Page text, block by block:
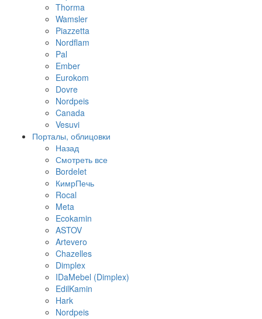
Thorma
Wamsler
Piazzetta
Nordflam
Pal
Ember
Eurokom
Dovre
Nordpeis
Canada
Vesuvi
Порталы, облицовки
Назад
Смотреть все
Bordelet
КимрПечь
Rocal
Meta
Ecokamin
ASTOV
Artevero
Chazelles
Dimplex
IDaMebel (Dimplex)
EdilKamin
Hark
Nordpeis